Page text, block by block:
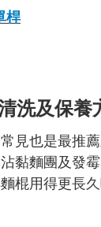
桿
洗及保養
見也是最推
黏麵團及發
棍用得更長